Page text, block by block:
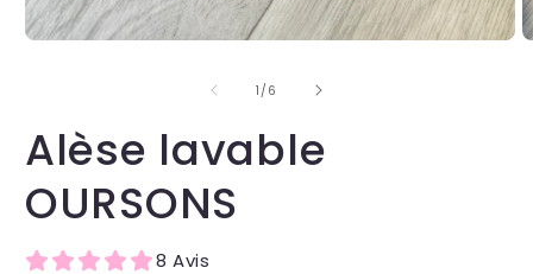
1 /de
6
Alèse lavable
OURSONS
8 Avis